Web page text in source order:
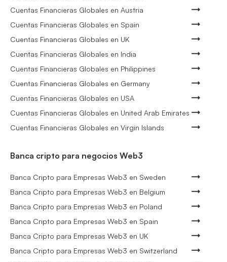
Cuentas Financieras Globales en Austria
Cuentas Financieras Globales en Spain
Cuentas Financieras Globales en UK
Cuentas Financieras Globales en India
Cuentas Financieras Globales en Philippines
Cuentas Financieras Globales en Germany
Cuentas Financieras Globales en USA
Cuentas Financieras Globales en United Arab Emirates
Cuentas Financieras Globales en Virgin Islands
Banca cripto para negocios Web3
Banca Cripto para Empresas Web3 en Sweden
Banca Cripto para Empresas Web3 en Belgium
Banca Cripto para Empresas Web3 en Poland
Banca Cripto para Empresas Web3 en Spain
Banca Cripto para Empresas Web3 en UK
Banca Cripto para Empresas Web3 en Switzerland